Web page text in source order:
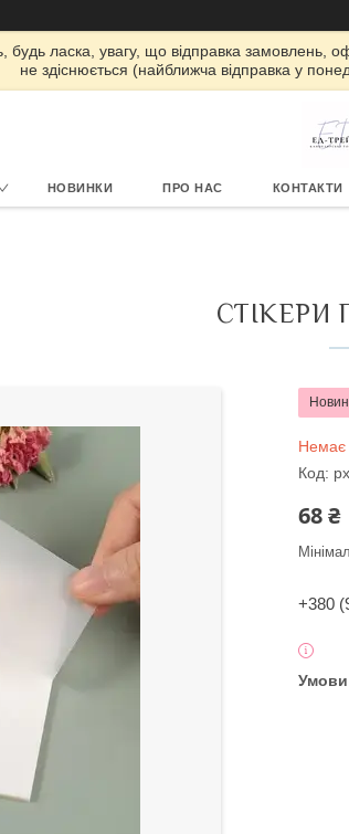
будь ласка, увагу, що відправка замовлень,
не здіснюється (найближча відправка у
НОВИНКИ ПРО НАС КОНТАКТИ
СТІКЕРИ
Немає
Код:
68 ₴
+380